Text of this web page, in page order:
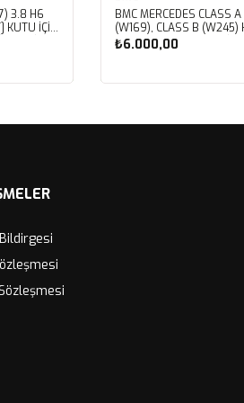
3.8 H6
KUTU İÇİ
BMC MERCEDES CLASS A
(W169), CLASS B (W245)
PERFORMANS HAVA
FB459/01
₺6.000,00